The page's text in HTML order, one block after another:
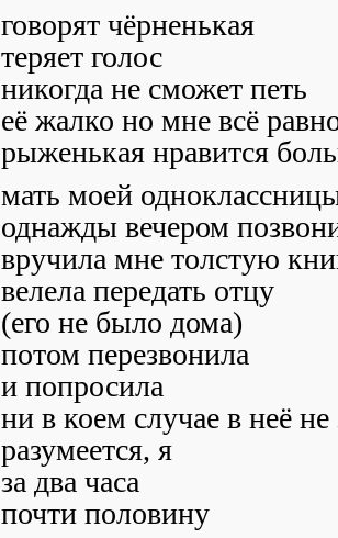
говорят чёрненькая
теряет голос
никогда не сможет петь
её жалко но мне всё
рыженькая нравится
мать моей
однажды вечером
вручила мне толстую
велела передать отцу
(его не было дома)
потом перезвонила
и попросила
ни в коем случае в неё не
разумеется, я
за два часа
почти половину